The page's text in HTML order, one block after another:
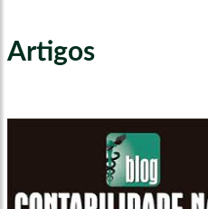
Artigos